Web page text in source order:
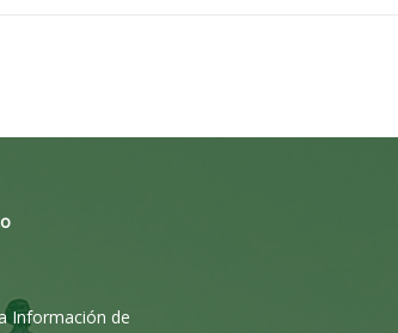
Información de